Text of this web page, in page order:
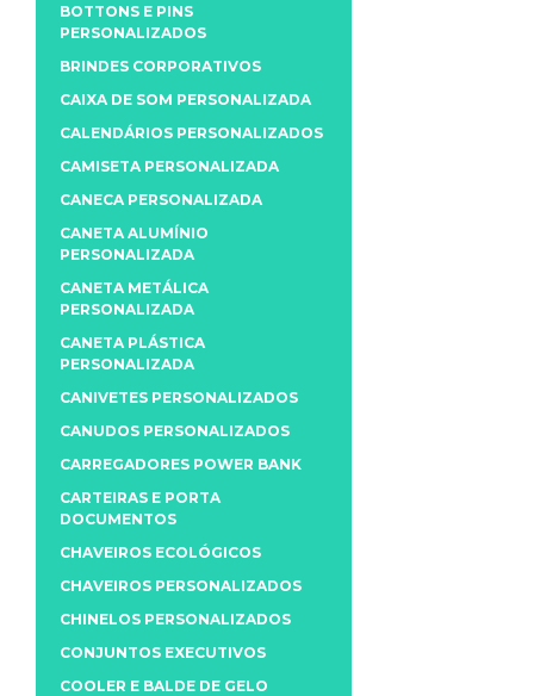
BOTTONS E PINS
PERSONALIZADOS
BRINDES CORPORATIVOS
CAIXA DE SOM PERSONALIZADA
CALENDÁRIOS PERSONALIZADOS
CAMISETA PERSONALIZADA
CANECA PERSONALIZADA
CANETA ALUMÍNIO
PERSONALIZADA
CANETA METÁLICA
PERSONALIZADA
CANETA PLÁSTICA
PERSONALIZADA
CANIVETES PERSONALIZADOS
CANUDOS PERSONALIZADOS
CARREGADORES POWER BANK
CARTEIRAS E PORTA
DOCUMENTOS
CHAVEIROS ECOLÓGICOS
CHAVEIROS PERSONALIZADOS
CHINELOS PERSONALIZADOS
CONJUNTOS EXECUTIVOS
COOLER E BALDE DE GELO